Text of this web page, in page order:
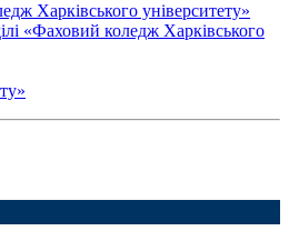
Харківського університету»
«Фаховий коледж Харківського